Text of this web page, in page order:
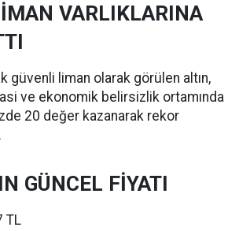
VARLIKLARINA
güvenli liman olarak görülen altın,
ve ekonomik belirsizlik ortamında
20 değer kazanarak rekor
GÜNCEL FİYATI
TL